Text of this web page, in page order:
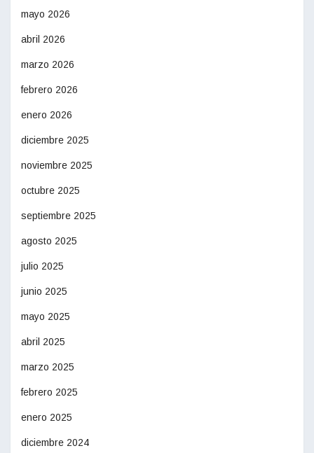
mayo 2026
abril 2026
marzo 2026
febrero 2026
enero 2026
diciembre 2025
noviembre 2025
octubre 2025
septiembre 2025
agosto 2025
julio 2025
junio 2025
mayo 2025
abril 2025
marzo 2025
febrero 2025
enero 2025
diciembre 2024